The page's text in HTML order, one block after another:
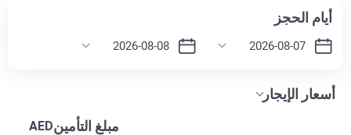
أيام الحجز
أسعار الإيجار
مبلغ التأمينAED